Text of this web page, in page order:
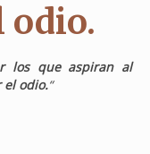
odio.
los que aspiran al
el odio.“